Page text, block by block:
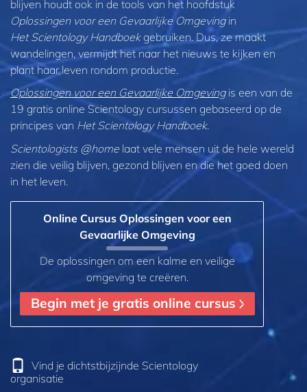
blijven houdt ook in de tools van het hoofdstuk
Oplossingen voor een Gevaarlijke Omgevingin
Het Scientology Handboekgebruiken. Dus, ze maakt
wandelingen, vermijdt het naar het nieuws te kijken en
plant haar leven rondom productie.
Oplossingen voor een Gevaarlijke Omgevingis een van de
19 gratis online Scientology cursussen gebaseerd op de
principes van Het Scientology Handboek.
Scientologists @home laat vele mensen uit de hele wereld
zien die veilig blijven, gezond blijven en die het goed doen
in het leven.
Online Cursus Oplossingen voor een
Gevaarlijke Omgeving
De oplossingen om een kalme en veilige
omgeving te creëren.
Begin met je gratis online cursus
Vind je dichtstbijzijnde Scientology
organisatie